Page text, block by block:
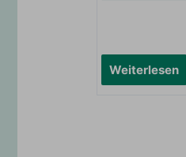
Weiterlesen